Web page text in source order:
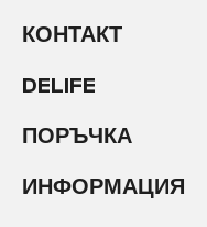
КОНТАКТ
DELIFE
ПОРЪЧКА
ИНФОРМАЦИЯ